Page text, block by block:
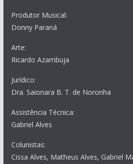
Produtor Musical:
Donny Paraná
Arte:
Ricardo Azambuja
Jurídico:
Dra. Saionara B. T. de Noronha
Assistência Técnica:
Gabriel Alves
Colunistas:
Cissa Alves, Matheus Alves, Gabriel